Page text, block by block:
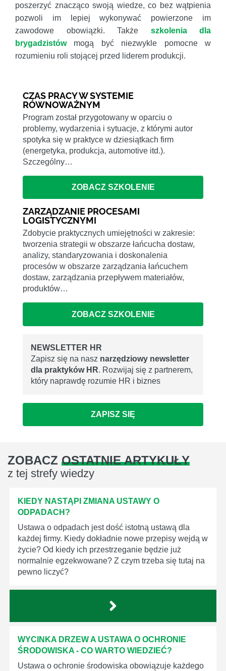
poszerzyć znacząco swoją wiedze, co bez wątpienia
pozwoli im lepiej wykonywać powierzone im
zawodowe obowiązki. Także szkolenia dla
brygadzistówmogą być niezwykle pomocne w
rozumieniu roli stojącej przed liderem produkcji.
CZAS PRACY W SYSTEMIE
RÓWNOWAŻNYM
Program został przygotowany w oparciu o
problemy, wydarzenia i sytuacje, z którymi autor
spotyka się w praktyce w dziesiątkach firm
(energetyka, produkcja, automotive itd.).
Szczególny…
ZOBACZ SZKOLENIE
ZARZĄDZANIE PROCESAMI
LOGISTYCZNYMI
Zdobycie praktycznych umiejętności w zakresie:
tworzenia strategii w obszarze łańcucha dostaw,
analizy, standaryzowania i doskonalenia
procesów w obszarze zarządzania łańcuchem
dostaw, zarządzania przepływem materiałów,
produktów…
ZOBACZ SZKOLENIE
NEWSLETTER HR
Zapisz się na nasz narzędziowy newsletter
dla praktyków HR. Rozwijaj się z partnerem,
który naprawdę rozumie HR i biznes
ZAPISZ SIĘ
ZOBACZ OSTATNIE ARTYKUŁY
z tej strefy wiedzy
KIEDY NASTĄPI ZMIANA USTAWY O
ODPADACH?
Ustawa o odpadach jest dość istotną ustawą dla
każdej firmy. Kiedy dokładnie nowe przepisy wejdą w
życie? Od kiedy ich przestrzeganie będzie już
normalnie egzekwowane? Z czym trzeba się tutaj na
pewno liczyć?
WYCINKA DRZEW A USTAWA O OCHRONIE
ŚRODOWISKA - CO WARTO WIEDZIEĆ?
Ustawa o ochronie środowiska obowiązuje każdego